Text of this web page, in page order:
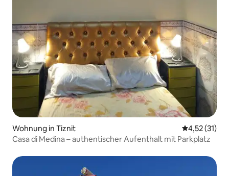
Wohnung in Tiznit
4,52 (31)
Casa di Medina – authentischer Aufenthalt mit Parkplatz